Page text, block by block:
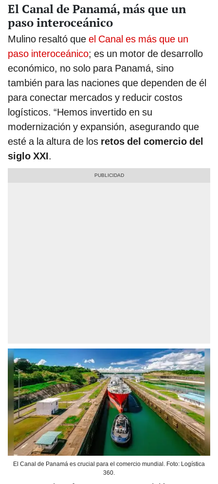
El Canal de Panamá, más que un
paso interoceánico
Mulino resaltó que el Canal es más que un
paso interoceánico; es un motor de desarrollo
económico, no solo para Panamá, sino
también para las naciones que dependen de él
para conectar mercados y reducir costos
logísticos. “Hemos invertido en su
modernización y expansión, asegurando que
esté a la altura de los retos del comercio del
siglo XXI.
El Canal de Panamá es crucial para el comercio mundial. Foto: Logística
360.